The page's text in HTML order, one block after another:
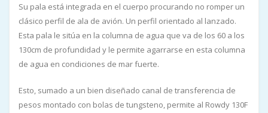
Su pala está integrada en el cuerpo procurando no romper un
clásico perfil de ala de avión. Un perfil orientado al lanzado.
Esta pala le sitúa en la columna de agua que va de los 60 a los
130cm de profundidad y le permite agarrarse en esta columna
de agua en condiciones de mar fuerte.
Esto, sumado a un bien diseñado canal de transferencia de
pesos montado con bolas de tungsteno, permite al Rowdy 130F